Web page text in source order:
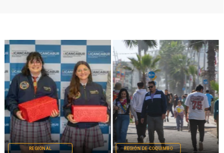
REGIONAL REGIÓN DE COQUIMBO